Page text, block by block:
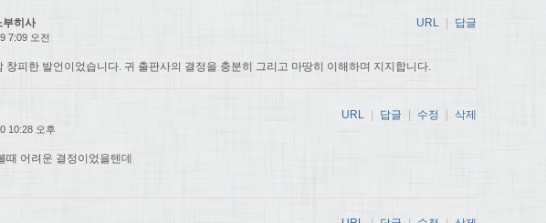
부히사
7:09 오전
창피한 발언이었습니다. 귀 출판사의 결정을 충분히 그리고 마땅히 이해하며 지지합니다.
URL | 답글
10:28 오후
때 어려운 결정이었을텐데
URL | 답글 | 수정 | 삭제